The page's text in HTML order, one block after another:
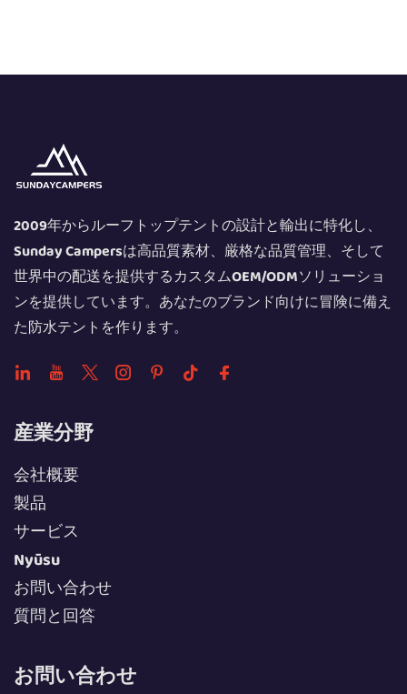
2009年からルーフトップテントの設計と輸出に特化し、
Sunday Campersは高品質素材、厳格な品質管理、そして
世界中の配送を提供するカスタムOEM/ODMソリューショ
ンを提供しています。あなたのブランド向けに冒険に備え
た防水テントを作ります。
産業分野
会社概要
製品
サービス
Nyūsu
お問い合わせ
質問と回答
お問い合わせ